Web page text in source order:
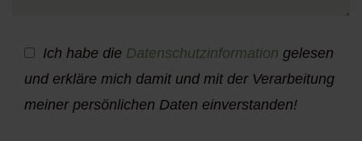
Ich habe die Datenschutzinformation gelesen
und erkläre mich damit und mit der Verarbeitung
meiner persönlichen Daten einverstanden!